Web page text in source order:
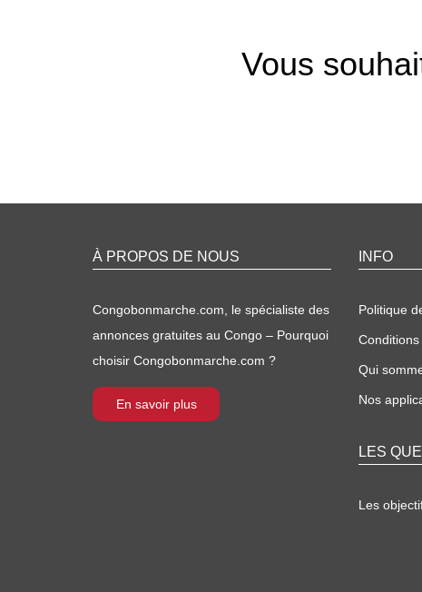
Vous
À PROPOS DE NOUS
Congobonmarche.com, le spécialiste des
annonces gratuites au Congo – Pourquoi
choisir Congobonmarche.com ?
En savoir plus
INFO
Politique
Conditions
Qui
Nos
LES
Les